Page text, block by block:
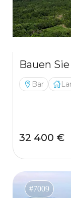
Bar
32 400 €
#7009